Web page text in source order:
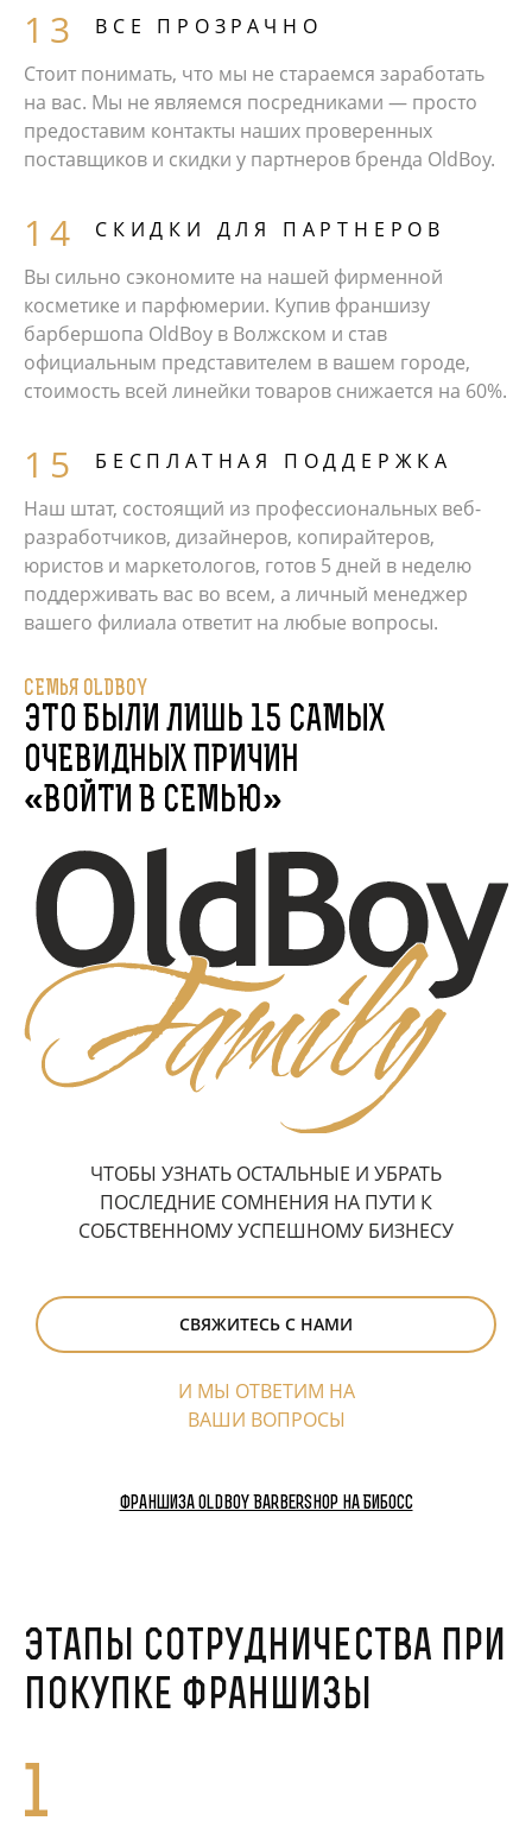
ВСЕ ПРОЗРАЧНО
Стоит понимать, что мы не стараемся заработать
на вас. Мы не являемся посредниками — просто
предоставим контакты наших проверенных
поставщиков и скидки у партнеров бренда OldBoy.
СКИДКИ ДЛЯ ПАРТНЕРОВ
Вы сильно сэкономите на нашей фирменной
косметике и парфюмерии. Купив франшизу
барбершопа OldBoy в Волжском и став
официальным представителем в вашем городе,
стоимость всей линейки товаров снижается на 60%.
БЕСПЛАТНАЯ ПОДДЕРЖКА
Наш штат, состоящий из профессиональных веб-
разработчиков, дизайнеров, копирайтеров,
юристов и маркетологов, готов 5 дней в неделю
поддерживать вас во всем, а личный менеджер
вашего филиала ответит на любые вопросы.
СЕМЬЯ OLDBOY
ЭТО БЫЛИ ЛИШЬ 15 САМЫХ
ОЧЕВИДНЫХ ПРИЧИН
«ВОЙТИ В СЕМЬЮ»
ЧТОБЫ УЗНАТЬ ОСТАЛЬНЫЕ И УБРАТЬ
ПОСЛЕДНИЕ СОМНЕНИЯ НА ПУТИ К
СОБСТВЕННОМУ УСПЕШНОМУ БИЗНЕСУ
СВЯЖИТЕСЬ С НАМИ
И МЫ ОТВЕТИМ НА
ВАШИ ВОПРОСЫ
Франшиза Oldboy Barbershop на Бибосс
Этапы сотрудничества при
покупке франшизы
1